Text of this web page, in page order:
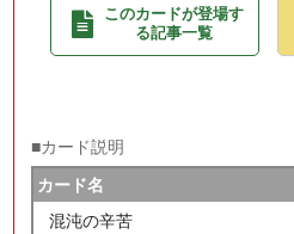
このカードが登場す
る記事一覧
■カード説明
カード名
混沌の辛苦